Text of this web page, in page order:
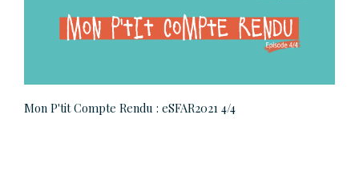
Mon P'tit Compte Rendu : eSFAR2021 4/4